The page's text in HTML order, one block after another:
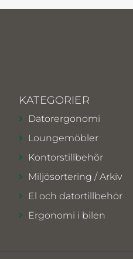
KATEGORIER
Datorergonomi
Loungemöbler
Kontorstillbehör
Miljösortering / Arkiv
El och datortillbehör
Ergonomi i bilen